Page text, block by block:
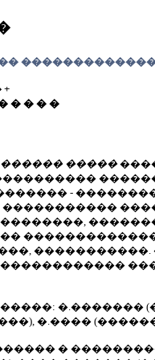
� � � �
������ �����
-
�����������.
�.�������
�.����
�